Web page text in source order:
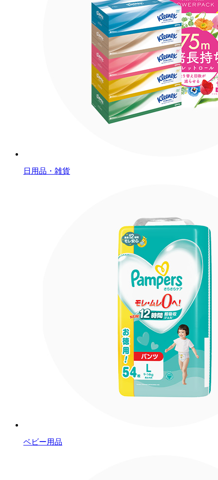
日用品・雑貨
ベビー用品